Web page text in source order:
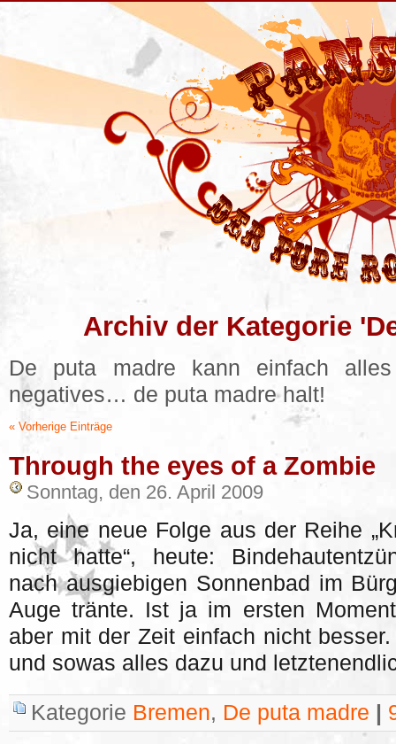
Archiv der Kategorie
De puta madre kann einfach
negatives… de puta madre halt!
« Vorherige Einträge
Through the eyes of a Zombie
Sonntag, den 26. April 2009
Ja, eine neue Folge aus der Reihe
nicht hatte“, heute:
nach ausgiebigen Sonnenbad im
Auge tränte. Ist ja im ersten
aber mit der Zeit einfach nicht
und sowas alles dazu und
Kategorie Bremen, De puta madre